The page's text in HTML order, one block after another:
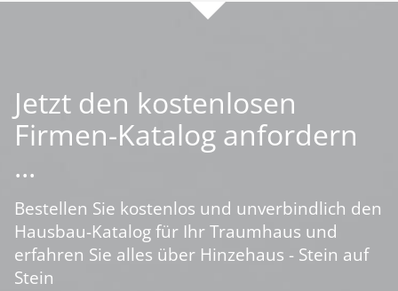
Jetzt den kostenlosen
Firmen-Katalog anfordern
...
Bestellen Sie kostenlos und unverbindlich den
Hausbau-Katalog für Ihr Traumhaus und
erfahren Sie alles über Hinzehaus - Stein auf
Stein